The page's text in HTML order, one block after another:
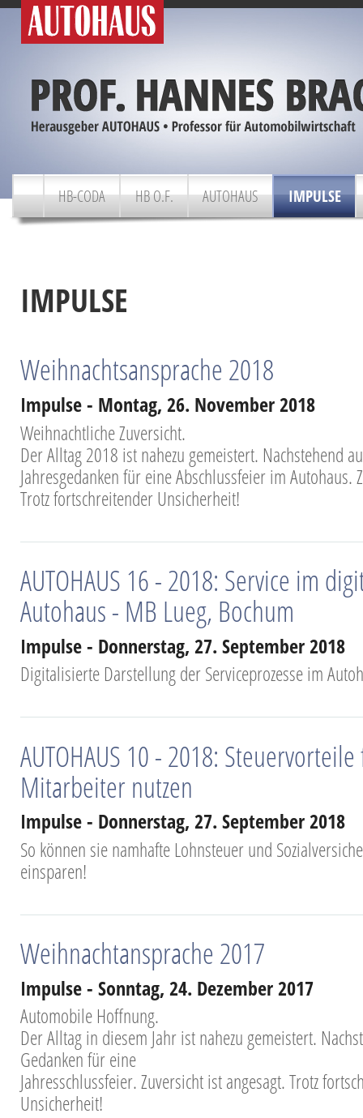
HB-CODA HB O.F. AUTOHAUS IMPULSE
IMPULSE
Weihnachtsansprache 2018
Impulse - Montag, 26. November 2018
Weihnachtliche Zuversicht.
Der Alltag 2018 ist nahezu gemeistert. Nachstehend
Jahresgedanken für eine Abschlussfeier im Autohaus.
Trotz fortschreitender Unsicherheit!
AUTOHAUS 16 - 2018: Service im
Autohaus - MB Lueg, Bochum
Impulse - Donnerstag, 27. September 2018
Digitalisierte Darstellung der Serviceprozesse im
AUTOHAUS 10 - 2018:
Mitarbeiter nutzen
Impulse - Donnerstag, 27. September 2018
So können sie namhafte Lohnsteuer und
einsparen!
Weihnachtansprache 2017
Impulse - Sonntag, 24. Dezember 2017
Automobile Hoffnung.
Der Alltag in diesem Jahr ist nahezu gemeistert.
Gedanken für eine
Jahresschlussfeier. Zuversicht ist angesagt. Trotz
Unsicherheit!